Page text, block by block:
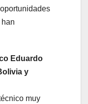
Eduardo
y
muy